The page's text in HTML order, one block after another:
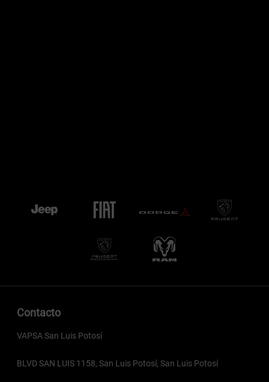
Contacto
VAPSA San Luis Potosí
BLVD SAN LUIS 1158, San Luis Potosí, San Luis Potosí